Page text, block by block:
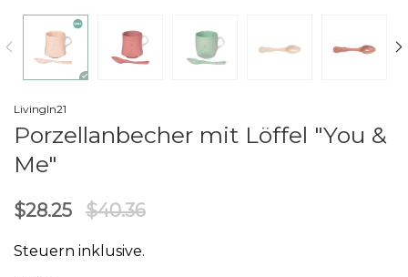
LivingIn21
Porzellanbecher mit Löffel "You &
Me"
$28.25 $40.36
Steuern inklusive.